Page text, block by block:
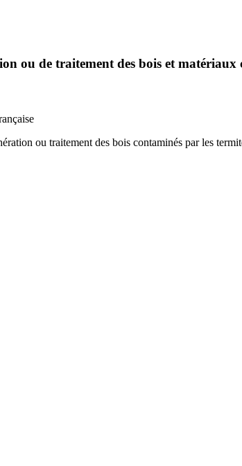
ou de traitement des bois et matériaux
ou traitement des bois contaminés par les